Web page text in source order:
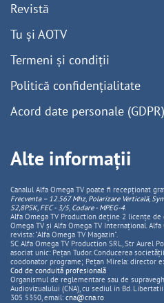
Revistă
Tu și AOTV
Termeni și condiții
Politică confidențialitate
Acord date personale (GDPR)
Alte informații
Canalul Alfa Omega TV poate fi recepționat
Frecventa – 12.567 Mhz, PolarizareVerticală,
S2,8PSK, FEC - 3/5, Codare - MPEG-4.
Alfa Omega TV Production deține 2 licențe
Omega TV și Alfa Omega TV Internațional.
revista: "Alfa Omega TV Magazin".
SC Alfa Omega TV Production SRL, Str Aurel
asociat unic: Pețan Tudor. Conducerea
coodonator programe; Pețan Mirela: director
Cod de conduită profesională
Organismul de reglementare sau de
Audiovizualului (CNA), cu sediul in Bd.
305 5350, email: cna@cna.ro